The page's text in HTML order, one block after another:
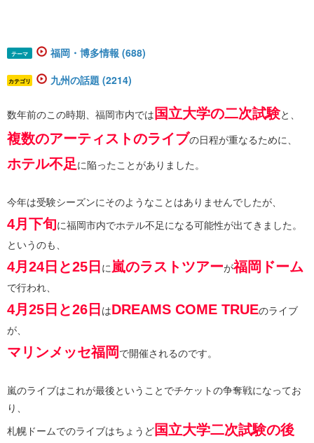
テーマ 福岡・博多情報 (688)
カテゴリ 九州の話題 (2214)
数年前のこの時期、福岡市内では 国立大学の二次試験と、
複数のアーティストのライブの日程が重なるために、
ホテル不足に陥ったことがありました。
今年は受験シーズンにそのようなことはありませんでしたが、
4月下旬に福岡市内でホテル不足になる可能性が出てきました。
というのも、
4月24日と25日 に 嵐のラストツアーが福岡ドーム
で行われ、
4月25日と26日 はDREAMS COME TRUEのライブ
が、
マリンメッセ福岡 で開催されるのです。
嵐のライブはこれが最後ということでチケットの争奪戦になってお
り、
札幌ドームでのライブはちょうど国立大学二次試験の後